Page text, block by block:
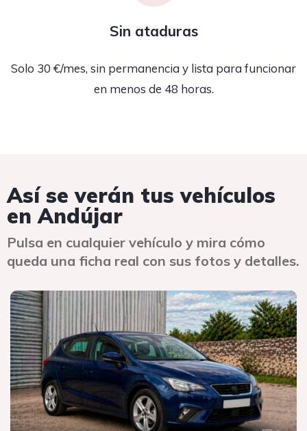
Sin ataduras
Solo 30 €/mes, sin permanencia y lista para funcionar
en menos de 48 horas.
Así se verán tus vehículos
en Andújar
Pulsa en cualquier vehículo y mira cómo
queda una ficha real con sus fotos y detalles.